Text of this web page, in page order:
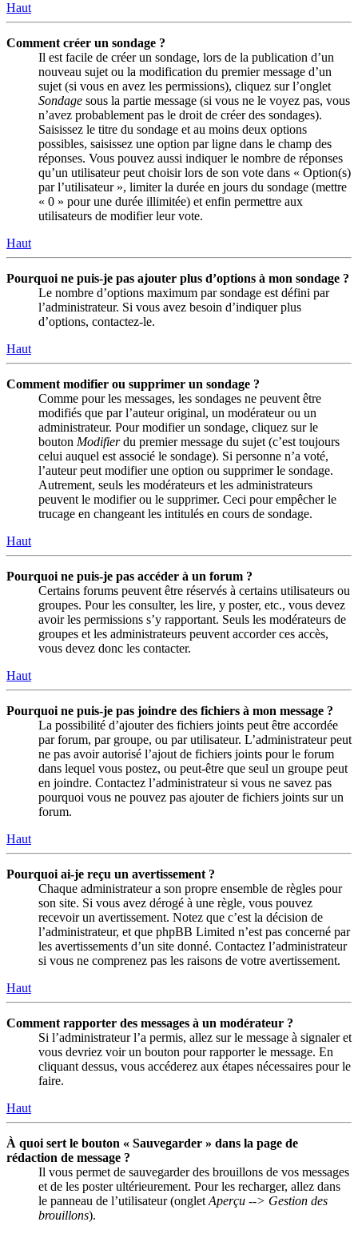
Haut
Comment créer un sondage ?
Il est facile de créer un sondage, lors de la publication d’un
nouveau sujet ou la modification du premier message d’un
sujet (si vous en avez les permissions), cliquez sur l’onglet
Sondage sous la partie message (si vous ne le voyez pas, vous
n’avez probablement pas le droit de créer des sondages).
Saisissez le titre du sondage et au moins deux options
possibles, saisissez une option par ligne dans le champ des
réponses. Vous pouvez aussi indiquer le nombre de réponses
qu’un utilisateur peut choisir lors de son vote dans « Option(s)
par l’utilisateur », limiter la durée en jours du sondage (mettre
« 0 » pour une durée illimitée) et enfin permettre aux
utilisateurs de modifier leur vote.
Haut
Pourquoi ne puis-je pas ajouter plus d’options à mon sondage ?
Le nombre d’options maximum par sondage est défini par
l’administrateur. Si vous avez besoin d’indiquer plus
d’options, contactez-le.
Haut
Comment modifier ou supprimer un sondage ?
Comme pour les messages, les sondages ne peuvent être
modifiés que par l’auteur original, un modérateur ou un
administrateur. Pour modifier un sondage, cliquez sur le
bouton Modifierdu premier message du sujet (c’est toujours
celui auquel est associé le sondage). Si personne n’a voté,
l’auteur peut modifier une option ou supprimer le sondage.
Autrement, seuls les modérateurs et les administrateurs
peuvent le modifier ou le supprimer. Ceci pour empêcher le
trucage en changeant les intitulés en cours de sondage.
Haut
Pourquoi ne puis-je pas accéder à un forum ?
Certains forums peuvent être réservés à certains utilisateurs ou
groupes. Pour les consulter, les lire, y poster, etc., vous devez
avoir les permissions s’y rapportant. Seuls les modérateurs de
groupes et les administrateurs peuvent accorder ces accès,
vous devez donc les contacter.
Haut
Pourquoi ne puis-je pas joindre des fichiers à mon message ?
La possibilité d’ajouter des fichiers joints peut être accordée
par forum, par groupe, ou par utilisateur. L’administrateur peut
ne pas avoir autorisé l’ajout de fichiers joints pour le forum
dans lequel vous postez, ou peut-être que seul un groupe peut
en joindre. Contactez l’administrateur si vous ne savez pas
pourquoi vous ne pouvez pas ajouter de fichiers joints sur un
forum.
Haut
Pourquoi ai-je reçu un avertissement ?
Chaque administrateur a son propre ensemble de règles pour
son site. Si vous avez dérogé à une règle, vous pouvez
recevoir un avertissement. Notez que c’est la décision de
l’administrateur, et que phpBB Limited n’est pas concerné par
les avertissements d’un site donné. Contactez l’administrateur
si vous ne comprenez pas les raisons de votre avertissement.
Haut
Comment rapporter des messages à un modérateur ?
Si l’administrateur l’a permis, allez sur le message à signaler et
vous devriez voir un bouton pour rapporter le message. En
cliquant dessus, vous accéderez aux étapes nécessaires pour le
faire.
Haut
À quoi sert le bouton « Sauvegarder » dans la page de
rédaction de message ?
Il vous permet de sauvegarder des brouillons de vos messages
et de les poster ultérieurement. Pour les recharger, allez dans
le panneau de l’utilisateur (onglet Aperçu --> Gestion des
brouillons).